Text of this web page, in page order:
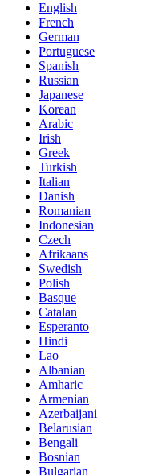
English
French
German
Portuguese
Spanish
Russian
Japanese
Korean
Arabic
Irish
Greek
Turkish
Italian
Danish
Romanian
Indonesian
Czech
Afrikaans
Swedish
Polish
Basque
Catalan
Esperanto
Hindi
Lao
Albanian
Amharic
Armenian
Azerbaijani
Belarusian
Bengali
Bosnian
Bulgarian